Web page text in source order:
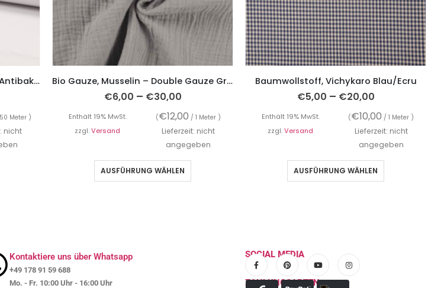
Baumwollstoff, Popeline, Weiß, Antibakteriell
Meter )
nicht
Bio Gauze, Musselin – Double Gauze Grau – unifarben
€6,00 – €30,00
Enthält 19% MwSt. (€12,00 / 1 Meter )
zzgl.Versand
Lieferzeit: nicht
angegeben
AUSFÜHRUNG WÄHLEN
Baumwollstoff, Vichykaro Blau/Ecru
€5,00 – €20,00
Enthält 19% MwSt. (€10,00 / 1 Meter )
zzgl.Versand
Lieferzeit: nicht
angegeben
AUSFÜHRUNG WÄHLEN
Kontaktiere uns über Whatsapp
+49 178 91 59 688
Mo. - Fr. 10:00 Uhr - 16:00 Uhr
SOCIAL MEDIA
ZAHLUNGSARTEN